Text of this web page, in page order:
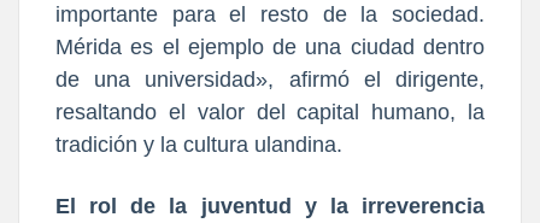
importante para el resto de la sociedad.
Mérida es el ejemplo de una ciudad dentro
de una universidad», afirmó el dirigente,
resaltando el valor del capital humano, la
tradición y la cultura ulandina.
El rol de la juventud y la irreverencia